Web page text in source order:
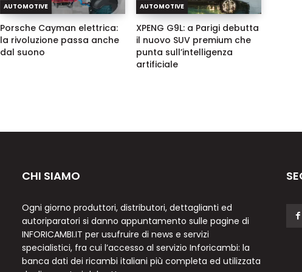
AUTOMOTIVE
Porsche Cayman elettrica:
la rivoluzione passa anche
dal suono
AUTOMOTIVE
XPENG G9L: a Parigi debutta
il nuovo SUV premium che
punta sull’intelligenza
artificiale
CHI SIAMO
Ogni giorno produttori, distributori, dettaglianti ed
autoriparatori si danno appuntamento sulle pagine di
INFORICAMBI.IT per usufruire di news e servizi
specialistici, fra cui l’accesso al servizio Inforicambi: la
banca dati dei ricambi italiani più completa ed utilizzata